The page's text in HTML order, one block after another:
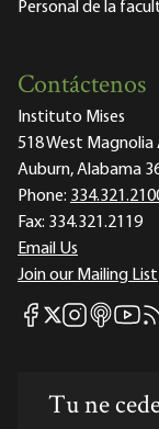
Personal de la
Contáctenos
Instituto Mises
518 West Magnolia
Auburn, Alabama
Phone:
Fax: 334.321.2119
Email Us
Join our Mailing List
Mises Facebook
Mises X
MisesMisesMises
Tu ne